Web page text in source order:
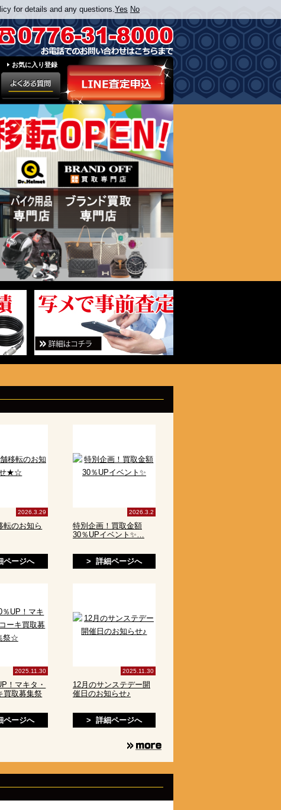
お気に入り登録
2026.3.29
のお知ら
ページへ
2026.3.2
特別企画！買取金額
30％UPイベント✨…
> 詳細ページへ
2025.11.30
！マキタ・
買取募集祭
ページへ
2025.11.30
12月のサンステデー開
催日のお知らせ♪
> 詳細ページへ
for details and any questions.Yes No